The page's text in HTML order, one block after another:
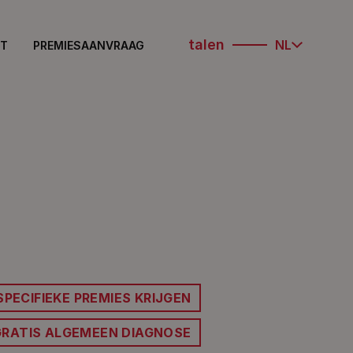
PREMIESAANVRAAG talen NL
PREMIES KRIJGEN
ALGEMEEN DIAGNOSE